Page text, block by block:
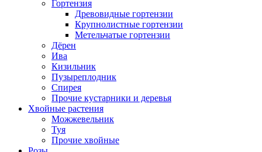
Гортензия
Древовидные гортензии
Крупнолистные гортензии
Метельчатые гортензии
Дёрен
Ива
Кизильник
Пузыреплодник
Спирея
Прочие кустарники и деревья
Хвойные растения
Можжевельник
Туя
Прочие хвойные